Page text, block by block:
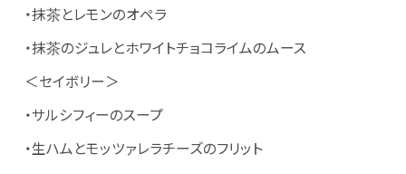
・抹茶とレモンのオペラ
・抹茶のジュレとホワイトチョコライムのムース
＜セイボリー＞
・サルシフィーのスープ
・生ハムとモッツァレラチーズのフリット